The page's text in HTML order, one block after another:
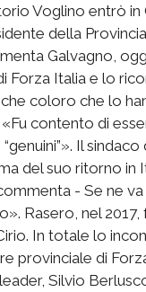
Voglino entrò in
della Provincia
Galvagno,
Forza Italia e lo
coloro che lo
contento di
Il sindaco
del suo ritorno in
- Se ne
Rasero, nel
In totale lo
provinciale di
Silvio